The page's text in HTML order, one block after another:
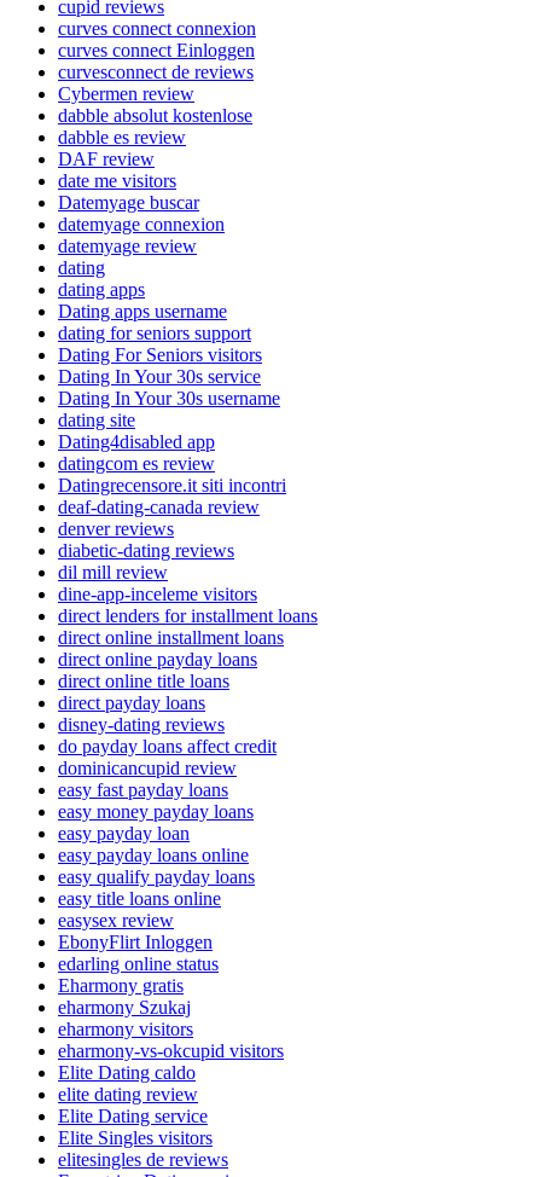
cupid reviews
curves connect connexion
curves connect Einloggen
curvesconnect de reviews
Cybermen review
dabble absolut kostenlose
dabble es review
DAF review
date me visitors
Datemyage buscar
datemyage connexion
datemyage review
dating
dating apps
Dating apps username
dating for seniors support
Dating For Seniors visitors
Dating In Your 30s service
Dating In Your 30s username
dating site
Dating4disabled app
datingcom es review
Datingrecensore.it siti incontri
deaf-dating-canada review
denver reviews
diabetic-dating reviews
dil mill review
dine-app-inceleme visitors
direct lenders for installment loans
direct online installment loans
direct online payday loans
direct online title loans
direct payday loans
disney-dating reviews
do payday loans affect credit
dominicancupid review
easy fast payday loans
easy money payday loans
easy payday loan
easy payday loans online
easy qualify payday loans
easy title loans online
easysex review
EbonyFlirt Inloggen
edarling online status
Eharmony gratis
eharmony Szukaj
eharmony visitors
eharmony-vs-okcupid visitors
Elite Dating caldo
elite dating review
Elite Dating service
Elite Singles visitors
elitesingles de reviews